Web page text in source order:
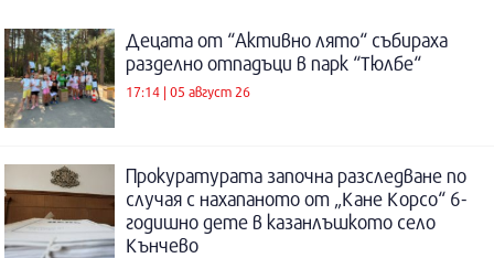
Децата от “Активно лято“ събираха
разделно отпадъци в парк “Тюлбе“
17:14 | 05 август 26
Прокуратурата започна разследване по
случая с нахапаното от „Кане Корсо“ 6-
годишно дете в казанлъшкото село
Кънчево